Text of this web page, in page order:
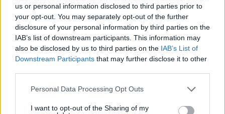
us or personal information disclosed to third parties prior to
your opt-out. You may separately opt-out of the further
disclosure of your personal information by third parties on the
IAB’s list of downstream participants. This information may
also be disclosed by us to third parties on the IAB’s List of
Downstream Participants that may further disclose it to other
Please note that this website/app uses one or more Google
not limited to your visit or usage behaviour. You may click to
Personal Data Processing Opt Outs
I want to opt-out of the Sharing of my
Δάφνη Καραβοκύρη: Μεγάλωσα χωρίς τη μητέρα μου,
απομακρύνθηκε στην τρυφερότερη ηλικία μου
Είναι διαγνωσμένη με διπολική διαταραχή, έχει
περάσει τρεις καρκίνους, είναι ένας ταλαιπωρημένος
άνθρωπος, πρόσθεσε
16.01.2026, 09:38 12